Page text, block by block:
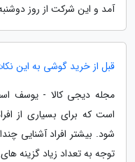
آمد و این شرکت از روز
قبل از خرید گوشی به این
مجله دیجی کالا - یوسف
است که برای بسیاری از
شود. بیشتر افراد آشنایی
توجه به تعداد زیاد گزینه